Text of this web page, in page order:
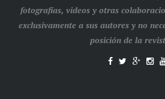
fotografías, videos y otras
exclusivamente a sus autores y no
posición de la